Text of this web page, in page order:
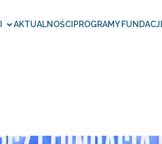
AKTUALNOŚCI PROGRAMY FUNDACJI